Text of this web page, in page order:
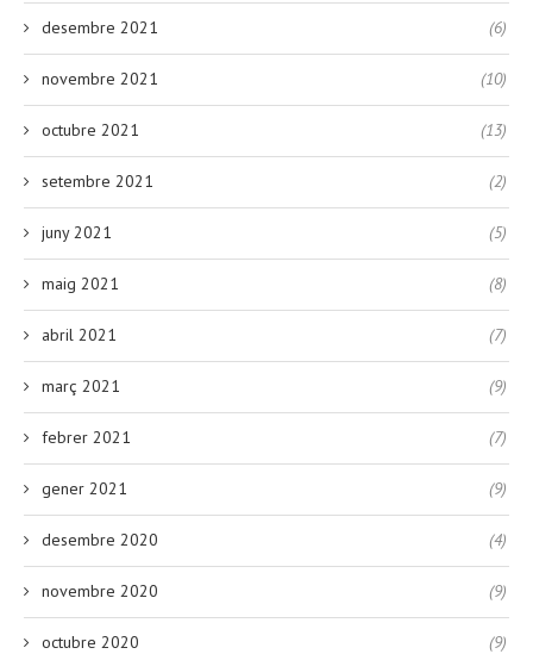
desembre 2021 (6)
novembre 2021 (10)
octubre 2021 (13)
setembre 2021 (2)
juny 2021 (5)
maig 2021 (8)
abril 2021 (7)
març 2021 (9)
febrer 2021 (7)
gener 2021 (9)
desembre 2020 (4)
novembre 2020 (9)
octubre 2020 (9)